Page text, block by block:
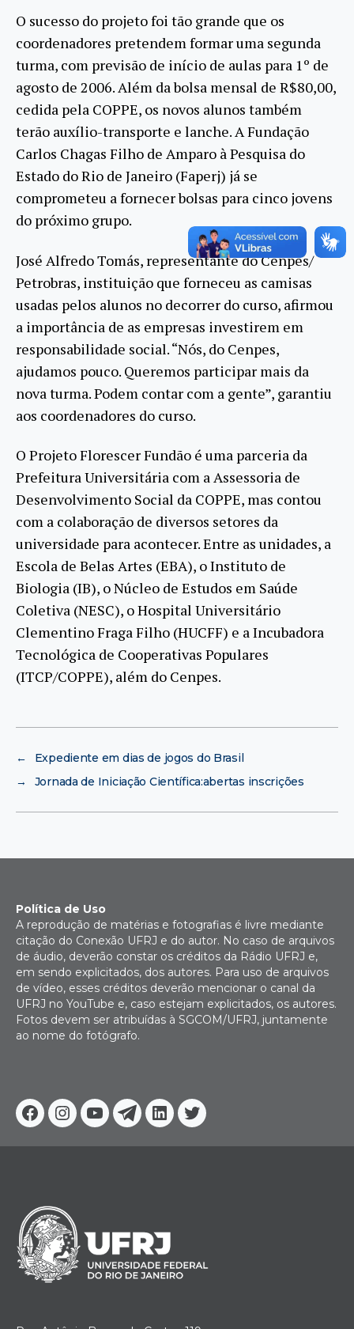
O sucesso do projeto foi tão grande que os
coordenadores pretendem formar uma segunda
turma, com previsão de início de aulas para 1º de
agosto de 2006. Além da bolsa mensal de R$80,00,
cedida pela COPPE, os novos alunos também
terão auxílio-transporte e lanche. A Fundação
Carlos Chagas Filho de Amparo à Pesquisa do
Estado do Rio de Janeiro (Faperj) já se
comprometeu a fornecer bolsas para cinco jovens
do próximo grupo.
José Alfredo Tomás, representante do Cenpes/
Petrobras, instituição que forneceu as camisas
usadas pelos alunos no decorrer do curso, afirmou
a importância de as empresas investirem em
responsabilidade social. “Nós, do Cenpes,
ajudamos pouco. Queremos participar mais da
nova turma. Podem contar com a gente”, garantiu
aos coordenadores do curso.
O Projeto Florescer Fundão é uma parceria da
Prefeitura Universitária com a Assessoria de
Desenvolvimento Social da COPPE, mas contou
com a colaboração de diversos setores da
universidade para acontecer. Entre as unidades, a
Escola de Belas Artes (EBA), o Instituto de
Biologia (IB), o Núcleo de Estudos em Saúde
Coletiva (NESC), o Hospital Universitário
Clementino Fraga Filho (HUCFF) e a Incubadora
Tecnológica de Cooperativas Populares
(ITCP/COPPE), além do Cenpes.
←
Expediente em dias de jogos do Brasil
→
Jornada de Iniciação Científica:abertas inscrições
Facebook
Instagram
YoutubeTelegram
Linkedin
Twitter
Política de Uso
A reprodução de matérias e fotografias é livre mediante
citação do Conexão UFRJ e do autor. No caso de arquivos
de áudio, deverão constar os créditos da Rádio UFRJ e,
em sendo explicitados, dos autores. Para uso de arquivos
de vídeo, esses créditos deverão mencionar o canal da
UFRJ no YouTube e, caso estejam explicitados, os autores.
Fotos devem ser atribuídas à SGCOM/UFRJ, juntamente
ao nome do fotógrafo.